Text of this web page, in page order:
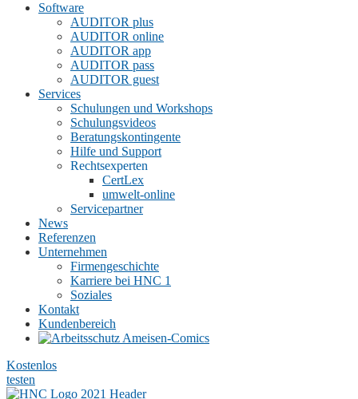
Software
AUDITOR plus
AUDITOR online
AUDITOR app
AUDITOR pass
AUDITOR guest
Services
Schulungen und Workshops
Schulungsvideos
Beratungskontingente
Hilfe und Support
Rechtsexperten
CertLex
umwelt-online
Servicepartner
News
Referenzen
Unternehmen
Firmengeschichte
Karriere bei HNC 1
Soziales
Kontakt
Kundenbereich
Kostenlos
testen